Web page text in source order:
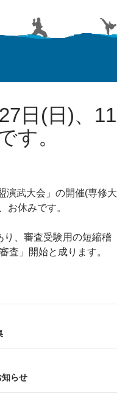
日(日)、11
す。
演武大会」の開催(専修大
お休みです。
り、審査受験用の短縮稽
査」開始と成ります。
らせ